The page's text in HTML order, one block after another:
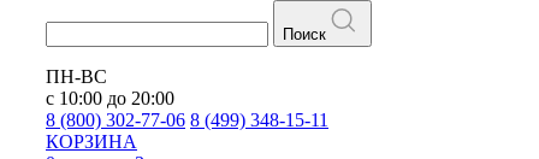
Поиск
ПН-ВС
с 10:00 до 20:00
8 (800) 302-77-06 8 (499) 348-15-11
КОРЗИНА